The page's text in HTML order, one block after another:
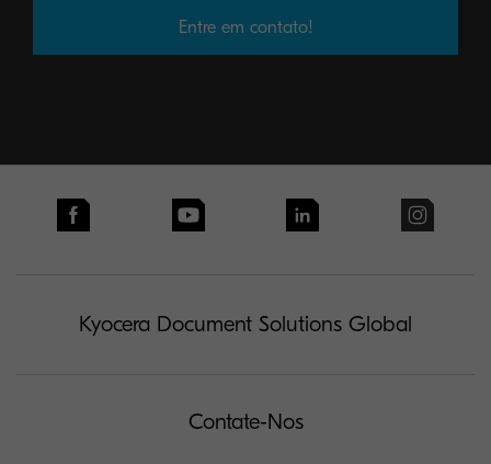
Entre em contato!
Kyocera Document Solutions Global
Contate-Nos